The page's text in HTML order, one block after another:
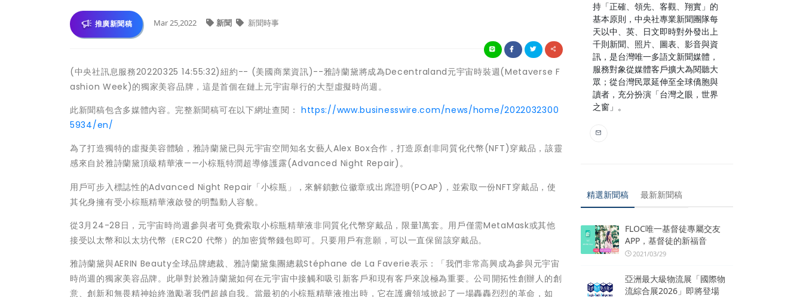
推廣新聞稿 Mar 25,2022 新聞 新聞時事
(中央社訊息服務20220325 14:55:32)紐約-- (美國商業資訊)--雅詩蘭黛將成為Decentraland元宇宙時裝週(Metaverse F
ashion Week)的獨家美容品牌，這是首個在鏈上元宇宙舉行的大型虛擬時尚週。
此新聞稿包含多媒體內容。完整新聞稿可在以下網址查閱： https://www.businesswire.com/news/home/2022032300
5934/en/
為了打造獨特的虛擬美容體驗，雅詩蘭黛已與元宇宙空間知名女藝人Alex Box合作，打造原創非同質化代幣(NFT)穿戴品，該靈
感來自於雅詩蘭黛頂級精華液——小棕瓶特潤超導修護露(Advanced Night Repair)。
用戶可步入標誌性的Advanced Night Repair「小棕瓶」，來解鎖數位徽章或出席證明(POAP)，並索取一份NFT穿戴品，使
其化身擁有受小棕瓶精華液啟發的明豔動人容貌。
從3月24-28日，元宇宙時尚週參與者可免費索取小棕瓶精華液非同質化代幣穿戴品，限量1萬套。用戶僅需MetaMask或其他
接受以太幣和以太坊代幣（ERC20 代幣）的加密貨幣錢包即可。只要用戶有意願，可以一直保留該穿戴品。
雅詩蘭黛與AERIN Beauty全球品牌總裁、雅詩蘭黛集團總裁Stéphane de La Faverie表示：「我們非常高興成為參與元宇宙
時尚週的獨家美容品牌。此舉對於雅詩蘭黛如何在元宇宙中接觸和吸引新客戶和現有客戶來說極為重要。公司開拓性創辦人的創
意、創新和無畏精神始終激勵著我們超越自我。當最初的小棕瓶精華液推出時，它在護膚領域掀起了一場轟轟烈烈的革命，如
持「正確、領先、客觀、翔實」的
基本原則，中央社專業新聞團隊每
天以中、英、日文即時對外發出上
千則新聞、照片、圖表、影音與資
訊，是台灣唯一多語文新聞媒體，
服務對象從媒體客戶擴大為閱聽大
眾；從台灣民眾延伸至全球僑胞與
讀者，充分扮演「台灣之眼，世界
之窗」。
精選新聞稿 最新新聞稿
FLOC唯一基督徒專屬交友
APP，基督徒的新福音
2021/03/29
亞洲最大級物流展「國際物
流綜合展2026」即將登場